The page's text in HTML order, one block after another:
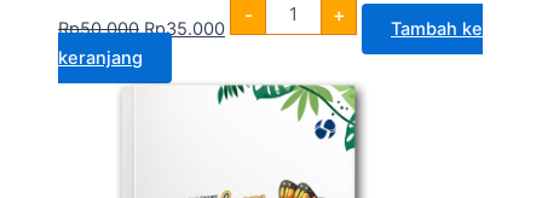
Rp50.000 Rp35.000
- +
Tambah ke
keranjang